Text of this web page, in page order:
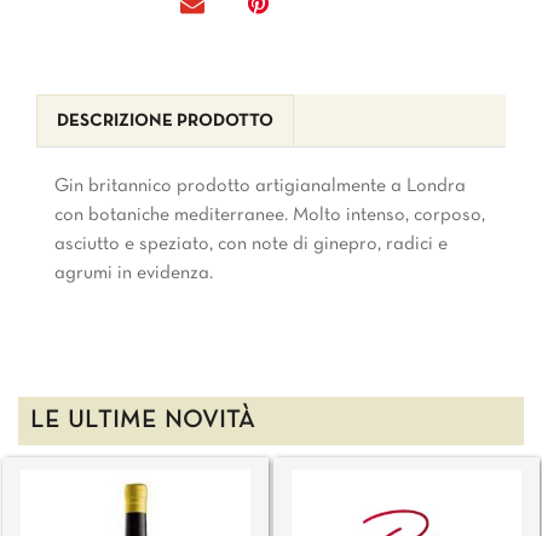
DESCRIZIONE PRODOTTO
Gin britannico prodotto artigianalmente a Londra
con botaniche mediterranee. Molto intenso, corposo,
asciutto e speziato, con note di ginepro, radici e
agrumi in evidenza.
LE ULTIME NOVITÀ